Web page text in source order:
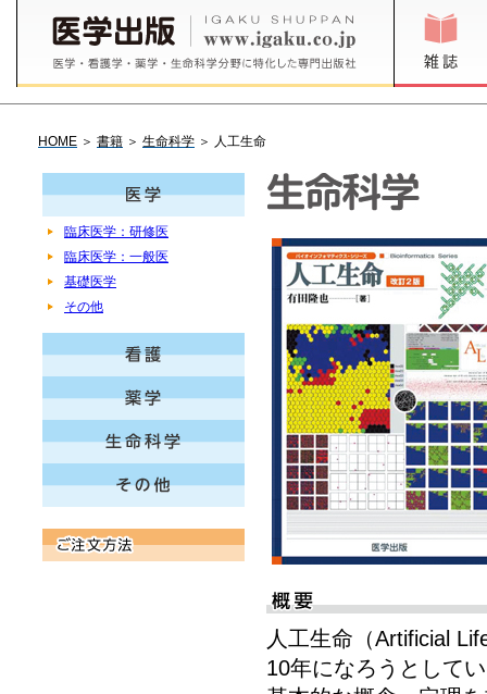
HOME ＞ 書籍 ＞ 生命科学 ＞ 人工生命
臨床医学：研修医
臨床医学：一般医
基礎医学
その他
人工生命（Artificial
10年になろうとして